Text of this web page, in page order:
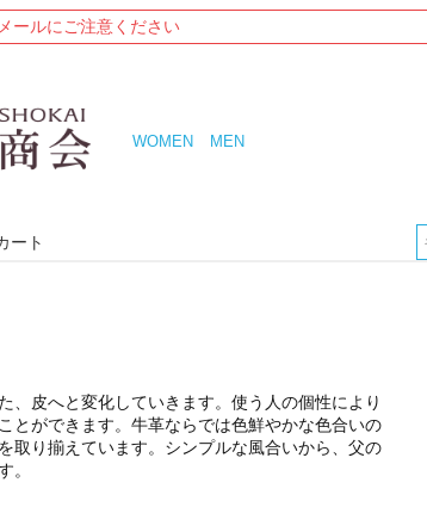
ールにご注意ください
WOMEN MEN
ート
、皮へと変化していきます。使う人の個性により
とができます。牛革ならでは色鮮やかな色合いの
取り揃えています。シンプルな風合いから、父の
。